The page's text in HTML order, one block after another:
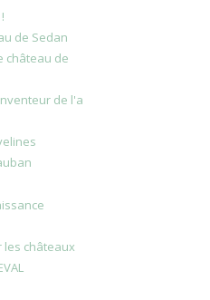
de Sedan
château de
de l'a
châteaux